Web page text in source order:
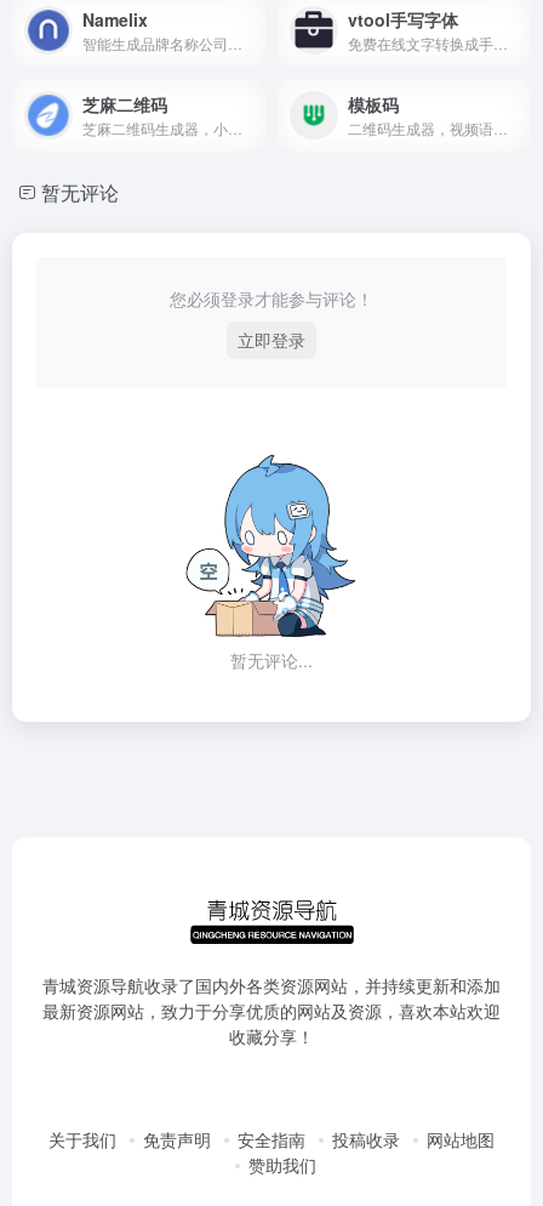
Namelix vtool手写字体
芝麻二维码 模板码
暂无评论
您必须登录才能参与评论！
立即登录
暂无评论...
青城资源导航收录了国内外各类资源网站，并持续更新和添加
最新资源网站，致力于分享优质的网站及资源，喜欢本站欢迎
收藏分享！
关于我们 免责声明 安全指南 投稿收录
网站地图
赞助我们